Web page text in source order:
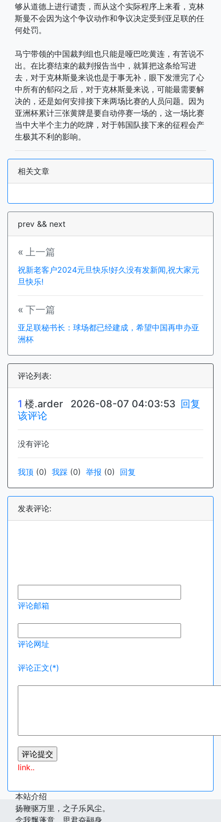
够从道德上进行谴责，而从这个实际程序上来看，克林
斯曼不会因为这个争议动作和争议决定受到亚足联的任
何处罚。
马宁带领的中国裁判组也只能是哑巴吃黄连，有苦说不
出。在比赛结束的裁判报告当中，就算把这条给写进
去，对于克林斯曼来说也是于事无补，眼下发泄完了心
中所有的郁闷之后，对于克林斯曼来说，可能最需要解
决的，还是如何安排接下来两场比赛的人员问题。因为
亚洲杯累计三张黄牌是要自动停赛一场的，这一场比赛
当中大半个主力的吃牌，对于韩国队接下来的征程会产
生极其不利的影响。
相关文章
prev && next
« 上一篇
祝新老客户2024元旦快乐!好久没有发新闻,祝大家元
旦快乐!
« 下一篇
亚足联秘书长：球场都已经建成，希望中国再申办亚
洲杯
评论列表:
1 楼.arder 2026-08-07 04:03:53 回复
该评论
没有评论
我顶 (0) 我踩 (0) 举报 (0) 回复
发表评论:
评论邮箱
评论网址
评论正文(*)
link..
本站介绍
扬鞭驱万里，之子乐风尘。
念我飘蓬意，思君奋翮身。